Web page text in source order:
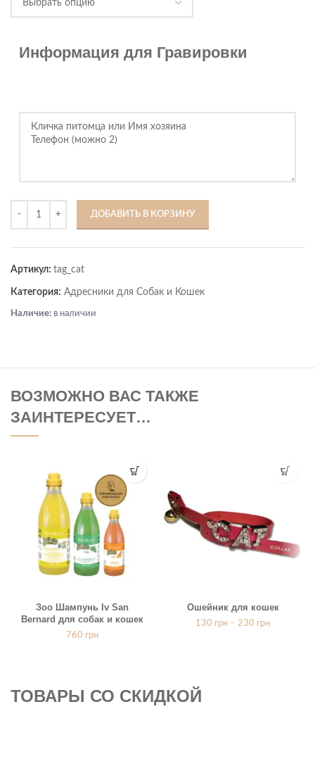
Информация для Гравировки
ДОБАВИТЬ В КОРЗИНУ
Артикул: tag_cat
Категория: Адресники для Собак и Кошек
Наличие: в наличии
ВОЗМОЖНО ВАС ТАКЖЕ
ЗАИНТЕРЕСУЕТ…
Зоо Шампунь Iv San
Bernard для собак и кошек
760 грн
Ошейник для кошек
130 грн – 230 грн
ТОВАРЫ СО СКИДКОЙ